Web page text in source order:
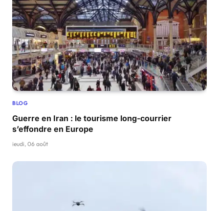
BLOG
Guerre en Iran : le tourisme long-courrier
s’effondre en Europe
jeudi, 06 août